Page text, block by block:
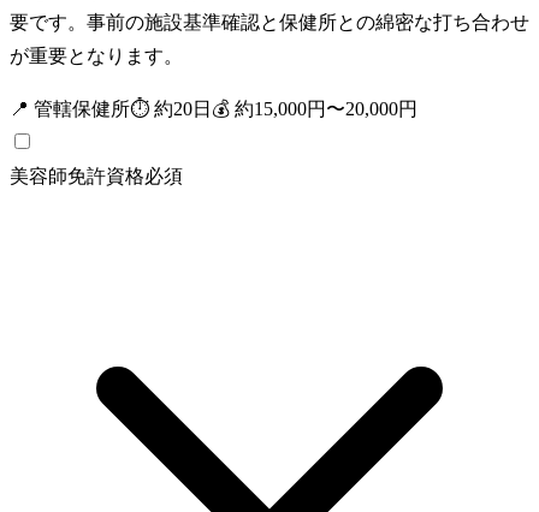
要です。事前の施設基準確認と保健所との綿密な打ち合わせ
が重要となります。
📍 管轄保健所⏱ 約20日 💰 約15,000円〜20,000円
美容師免許資格必須